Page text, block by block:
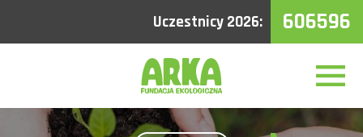
Uczestnicy 2026: 606596